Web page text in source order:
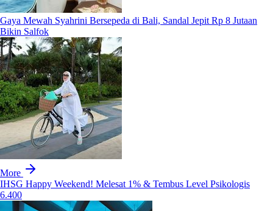
Gaya Mewah Syahrini Bersepeda di Bali, Sandal Jepit Rp 8 Jutaan
Bikin Salfok
More
IHSG Happy Weekend! Melesat 1% & Tembus Level Psikologis
6.400